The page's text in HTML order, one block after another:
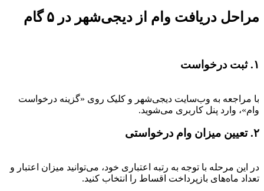
مراحل دریافت وام از دیجی‌شهر در ۵ گام
۱. ثبت درخواست
با مراجعه به وب‌سایت دیجی‌شهر و کلیک روی «گزینه درخواست
وام»، وارد پنل کاربری می‌شوید.
۲. تعیین میزان وام درخواستی
در این مرحله با توجه به رتبه اعتباری خود، می‌توانید میزان اعتبار و
تعداد ماه‌های بازپرداخت اقساط را انتخاب کنید.